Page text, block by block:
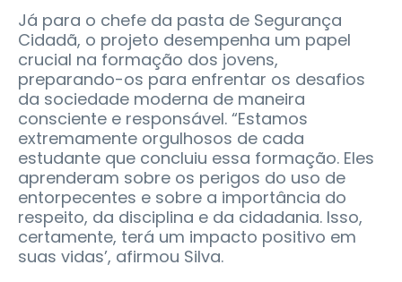
Já para o chefe da pasta de Segurança
Cidadã, o projeto desempenha um papel
crucial na formação dos jovens,
preparando-os para enfrentar os desafios
da sociedade moderna de maneira
consciente e responsável. “Estamos
extremamente orgulhosos de cada
estudante que concluiu essa formação. Eles
aprenderam sobre os perigos do uso de
entorpecentes e sobre a importância do
respeito, da disciplina e da cidadania. Isso,
certamente, terá um impacto positivo em
suas vidas’, afirmou Silva.